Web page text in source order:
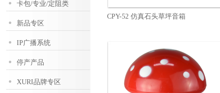
卡包/专业/定阻类
新品专区
IP广播系统
停产产品
XURI品牌专区
CPY-52 仿真石头草坪音箱